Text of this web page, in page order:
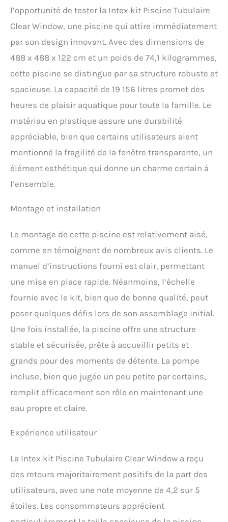
l’opportunité de tester la Intex kit Piscine Tubulaire
Clear Window, une piscine qui attire immédiatement
par son design innovant. Avec des dimensions de
488 x 488 x 122 cm et un poids de 74,1 kilogrammes,
cette piscine se distingue par sa structure robuste et
spacieuse. La capacité de 19 156 litres promet des
heures de plaisir aquatique pour toute la famille. Le
matériau en plastique assure une durabilité
appréciable, bien que certains utilisateurs aient
mentionné la fragilité de la fenêtre transparente, un
élément esthétique qui donne un charme certain à
l’ensemble.
Montage et installation
Le montage de cette piscine est relativement aisé,
comme en témoignent de nombreux avis clients. Le
manuel d’instructions fourni est clair, permettant
une mise en place rapide. Néanmoins, l’échelle
fournie avec le kit, bien que de bonne qualité, peut
poser quelques défis lors de son assemblage initial.
Une fois installée, la piscine offre une structure
stable et sécurisée, prête à accueillir petits et
grands pour des moments de détente. La pompe
incluse, bien que jugée un peu petite par certains,
remplit efficacement son rôle en maintenant une
eau propre et claire.
Expérience utilisateur
La Intex kit Piscine Tubulaire Clear Window a reçu
des retours majoritairement positifs de la part des
utilisateurs, avec une note moyenne de 4,2 sur 5
étoiles. Les consommateurs apprécient